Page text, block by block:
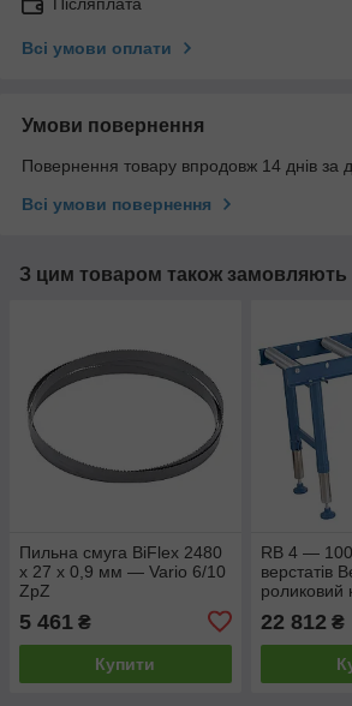
Всі умови оплати
Умови повернення
Повернення товару впродовж 14 днів за
Всі умови повернення
З цим товаром також замовляють
Пильна смуга BiFlex 2480
x 27 x 0,9 мм — Vario 6/10
ZpZ
5 461 ₴
Купити
RB 4 —
верстатів
роликовий
22 812 ₴